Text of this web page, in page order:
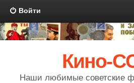
Войти
Кино-
Наши любимые советские